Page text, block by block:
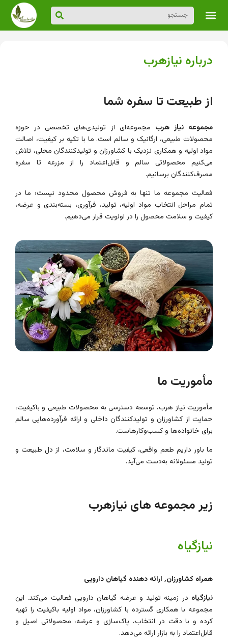
درباره نیازهرب
از طبیعت تا سفره شما
مجموعه نیاز هرب مجموعه‌ای از تولیدی‌های تخصصی در حوزه
محصولات طبیعی، ارگانیک و سالم است. ما با تکیه بر کیفیت، اصالت
مواد اولیه و همکاری نزدیک با کشاورزان و تولیدکنندگان محلی، تلاش
می‌کنیم محصولاتی سالم و قابل‌اعتماد را از مزرعه تا سفره
مصرف‌کنندگان برسانیم.
فعالیت مجموعه ما تنها به فروش محصول محدود نیست؛ ما در
تمام مراحل انتخاب مواد اولیه، تولید، فرآوری، بسته‌بندی و عرضه،
کیفیت و سلامت محصول را در اولویت قرار می‌دهیم.
مأموریت ما
مأموریت نیاز هرب، توسعه دسترسی به محصولات طبیعی و باکیفیت،
حمایت از کشاورزان و تولیدکنندگان داخلی و ارائه فرآورده‌هایی سالم
برای خانواده‌ها و کسب‌وکارهاست.
ما باور داریم طعم واقعی، کیفیت ماندگار و سلامت، از دل طبیعت و
تولید مسئولانه به‌دست می‌آید.
زیر مجموعه های نیازهرب
نیازگیاه
همراه کشاورزان٬ ارائه دهنده گیاهان دارویی
نیازگیاه در زمینه تولید و عرضه گیاهان دارویی فعالیت می‌کند. این
مجموعه با همکاری گسترده با کشاورزان، مواد اولیه باکیفیت را تهیه
کرده و با دقت در انتخاب، پاک‌سازی و عرضه، محصولاتی اصیل و
قابل‌اعتماد را به بازار ارائه می‌دهد.